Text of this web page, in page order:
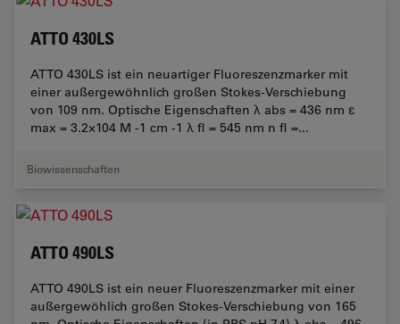
ATTO 430LS
ATTO 430LS ist ein neuartiger Fluoreszenzmarker mit
einer außergewöhnlich großen Stokes-Verschiebung
von 109 nm. Optische Eigenschaften λ abs = 436 nm ε
max = 3.2×104 M -1 cm -1 λ fl = 545 nm n fl =...
Biowissenschaften
ATTO 490LS
ATTO 490LS ist ein neuer Fluoreszenzmarker mit einer
außergewöhlich großen Stokes-Verschiebung von 165